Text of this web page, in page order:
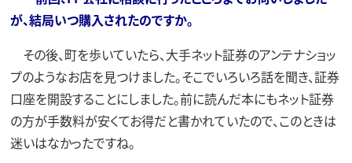
が、結局いつ購入されたのですか。
その後、町を歩いていたら、大手ネット証券のアンテナショッ
プのようなお店を見つけました。そこでいろいろ話を聞き、証券
口座を開設することにしました。前に読んだ本にもネット証券
の方が手数料が安くてお得だと書かれていたので、このときは
迷いはなかったですね。